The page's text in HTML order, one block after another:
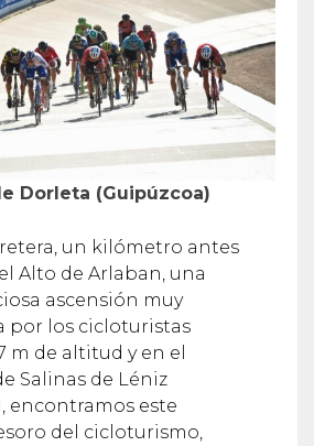
Dorleta (Guipúzcoa)
un kilómetro antes
Alto de Arlaban, una
ascensión muy
por los cicloturistas
m de altitud y en el
Salinas de Léniz
encontramos este
del cicloturismo,